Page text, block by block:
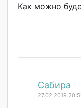
Как можно
Сабира
27.02.2019